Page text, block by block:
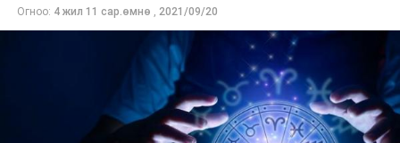
Огноо: 4 жил 11 сар.өмнө , 2021/09/20